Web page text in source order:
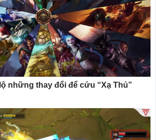
những thay đổi để cứu “Xạ Thủ”